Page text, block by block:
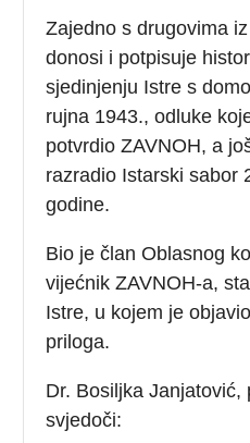
Zajedno s drugovima
donosi i potpisuje
sjedinjenju Istre s
rujna 1943., odluke
potvrdio ZAVNOH, a
razradio Istarski sabor
godine.
Bio je član Oblasnog
vijećnik ZAVNOH-a,
Istre, u kojem je
priloga.
Dr. Bosiljka Janjatović,
svjedoči: